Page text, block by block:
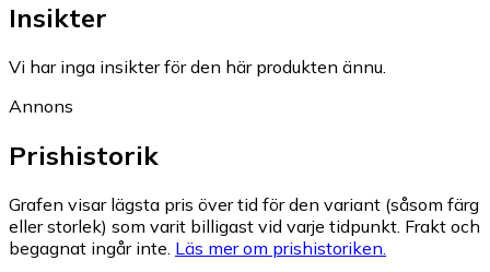
Insikter
Vi har inga insikter för den här produkten ännu.
Annons
Prishistorik
Grafen visar lägsta pris över tid för den variant (såsom färg
eller storlek) som varit billigast vid varje tidpunkt. Frakt och
begagnat ingår inte. Läs mer om prishistoriken.